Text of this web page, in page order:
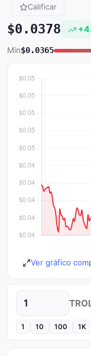
Calificar
$0.0378
Min$0.0365
Ver gráfico
Cantidad
1 10 100 1K